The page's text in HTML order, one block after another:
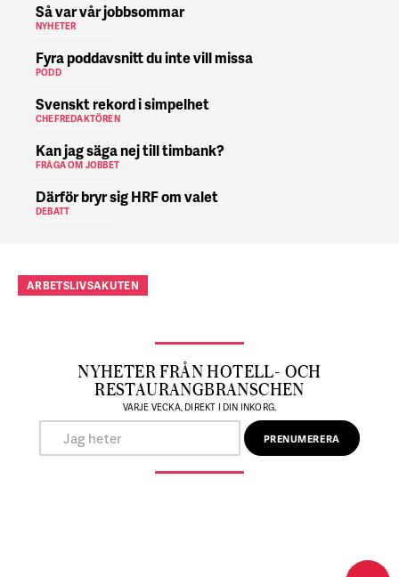
Så var vår jobbsommar
NYHETER
Fyra poddavsnitt du inte vill missa
PODD
Svenskt rekord i simpelhet
CHEFREDAKTÖREN
Kan jag säga nej till timbank?
FRÅGA OM JOBBET
Därför bryr sig HRF om valet
DEBATT
ARBETSLIVSAKUTEN
NYHETER FRÅN HOTELL- OCH
RESTAURANGBRANSCHEN
VARJE VECKA, DIREKT I DIN INKORG.